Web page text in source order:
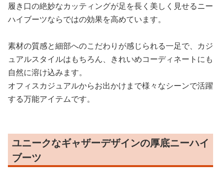
履き口の絶妙なカッティングが足を長く美しく見せるニー
ハイブーツならではの効果を高めています。
素材の質感と細部へのこだわりが感じられる一足で、カジ
ュアルスタイルはもちろん、きれいめコーディネートにも
自然に溶け込みます。
オフィスカジュアルからお出かけまで様々なシーンで活躍
する万能アイテムです。
ユニークなギャザーデザインの厚底ニーハイ
ブーツ